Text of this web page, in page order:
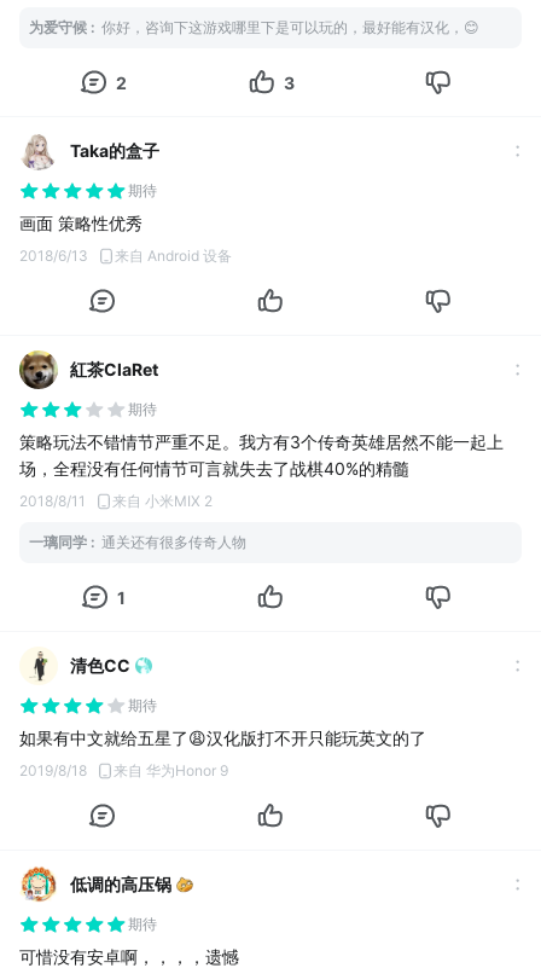
为爱守候 : 你好，咨询下这游戏哪里下是可以玩的，最好能有汉化，😊
2 3
Taka的盒子
期待
画面 策略性优秀
2018/6/13 来自 Android 设备
紅茶ClaRet
期待
策略玩法不错情节严重不足。我方有3个传奇英雄居然不能一起上
场，全程没有任何情节可言就失去了战棋40%的精髓
2018/8/11 来自 小米MIX 2
一璃同学 : 通关还有很多传奇人物
1
清色CC
期待
如果有中文就给五星了😩汉化版打不开只能玩英文的了
2019/8/18 来自 华为Honor 9
低调的高压锅
期待
可惜没有安卓啊，，，，遗憾